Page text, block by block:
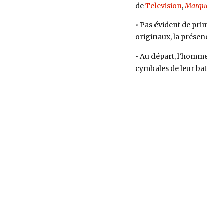
deTelevision,
• Pas évident de
originaux, la
• Au départ,
cymbales de leur